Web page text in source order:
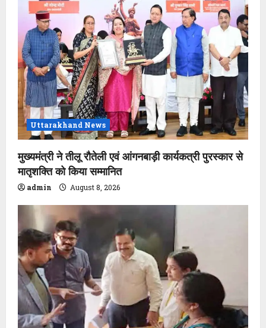
Uttarakhand News
मुख्यमंत्री ने तीलू रौतेली एवं आंगनबाड़ी कार्यकत्री पुरस्कार से
मातृशक्ति को किया सम्मानित
admin August 8, 2026